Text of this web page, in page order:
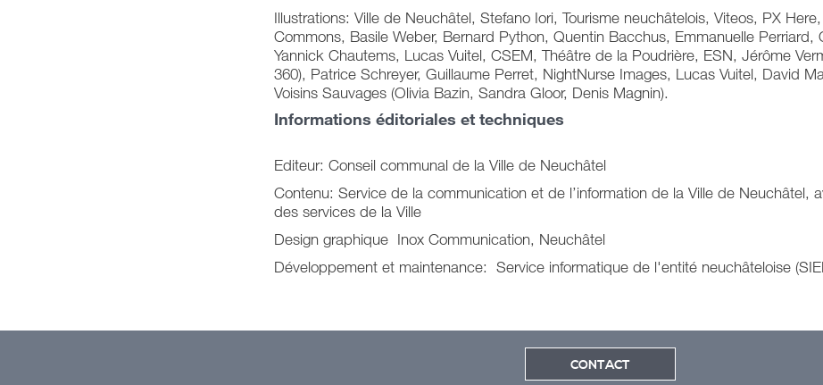
Illustrations: Ville de Neuchâtel, Stefano Iori, Tourisme neuchâtelois, Viteos, PX
Commons, Basile Weber, Bernard Python, Quentin Bacchus, Emmanuelle Perriard,
Yannick Chautems, Lucas Vuitel, CSEM, Théâtre de la Poudrière, ESN, Jérôme
360), Patrice Schreyer, Guillaume Perret, NightNurse Images, Lucas Vuitel, David
Voisins Sauvages (Olivia Bazin, Sandra Gloor, Denis Magnin).
Informations éditoriales et techniques
Editeur: Conseil communal de la Ville de Neuchâtel
Contenu: Service de la communication et de l’information de la Ville de Neuchâtel,
des services de la Ville
Design graphique Inox Communication, Neuchâtel
Développement et maintenance: Service informatique de l'entité neuchâteloise
CONTACT